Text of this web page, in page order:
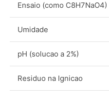
Ensaio (como C8H7NaO4)
Umidade
pH (solucao a 2%)
Residuo na Ignicao